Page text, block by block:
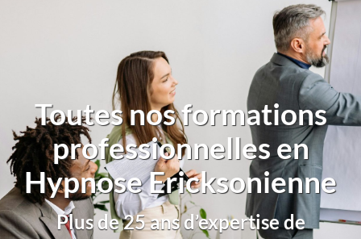
Toutes nos formations
professionnelles en
Hypnose Ericksonienne
Plus de 25 ans d’expertise de